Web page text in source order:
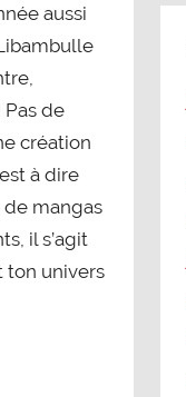
aussi
de
création
à dire
mangas
il s’agit
ton univers